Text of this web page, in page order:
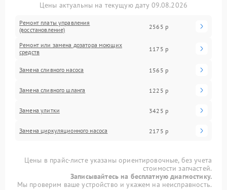
Цены актуальны на текущую дату 09.08.2026
Ремонт платы управления
(восстановление)
2565 р
Ремонт или замена дозатора моющих
средств
1175 р
Замена сливного насоса 1565 р
Замена сливного шланга 1225 р
Замена улитки 3425 р
Замена циркуляционного насоса 2175 р
Цены в прайс-листе указаны ориентировочные, без учета
стоимости запчастей.
Записывайтесь на бесплатную диагностику.
Мы проверим ваше устройство и укажем на неисправность.